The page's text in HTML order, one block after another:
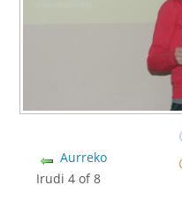
Aurreko
Irudi 4 of 8